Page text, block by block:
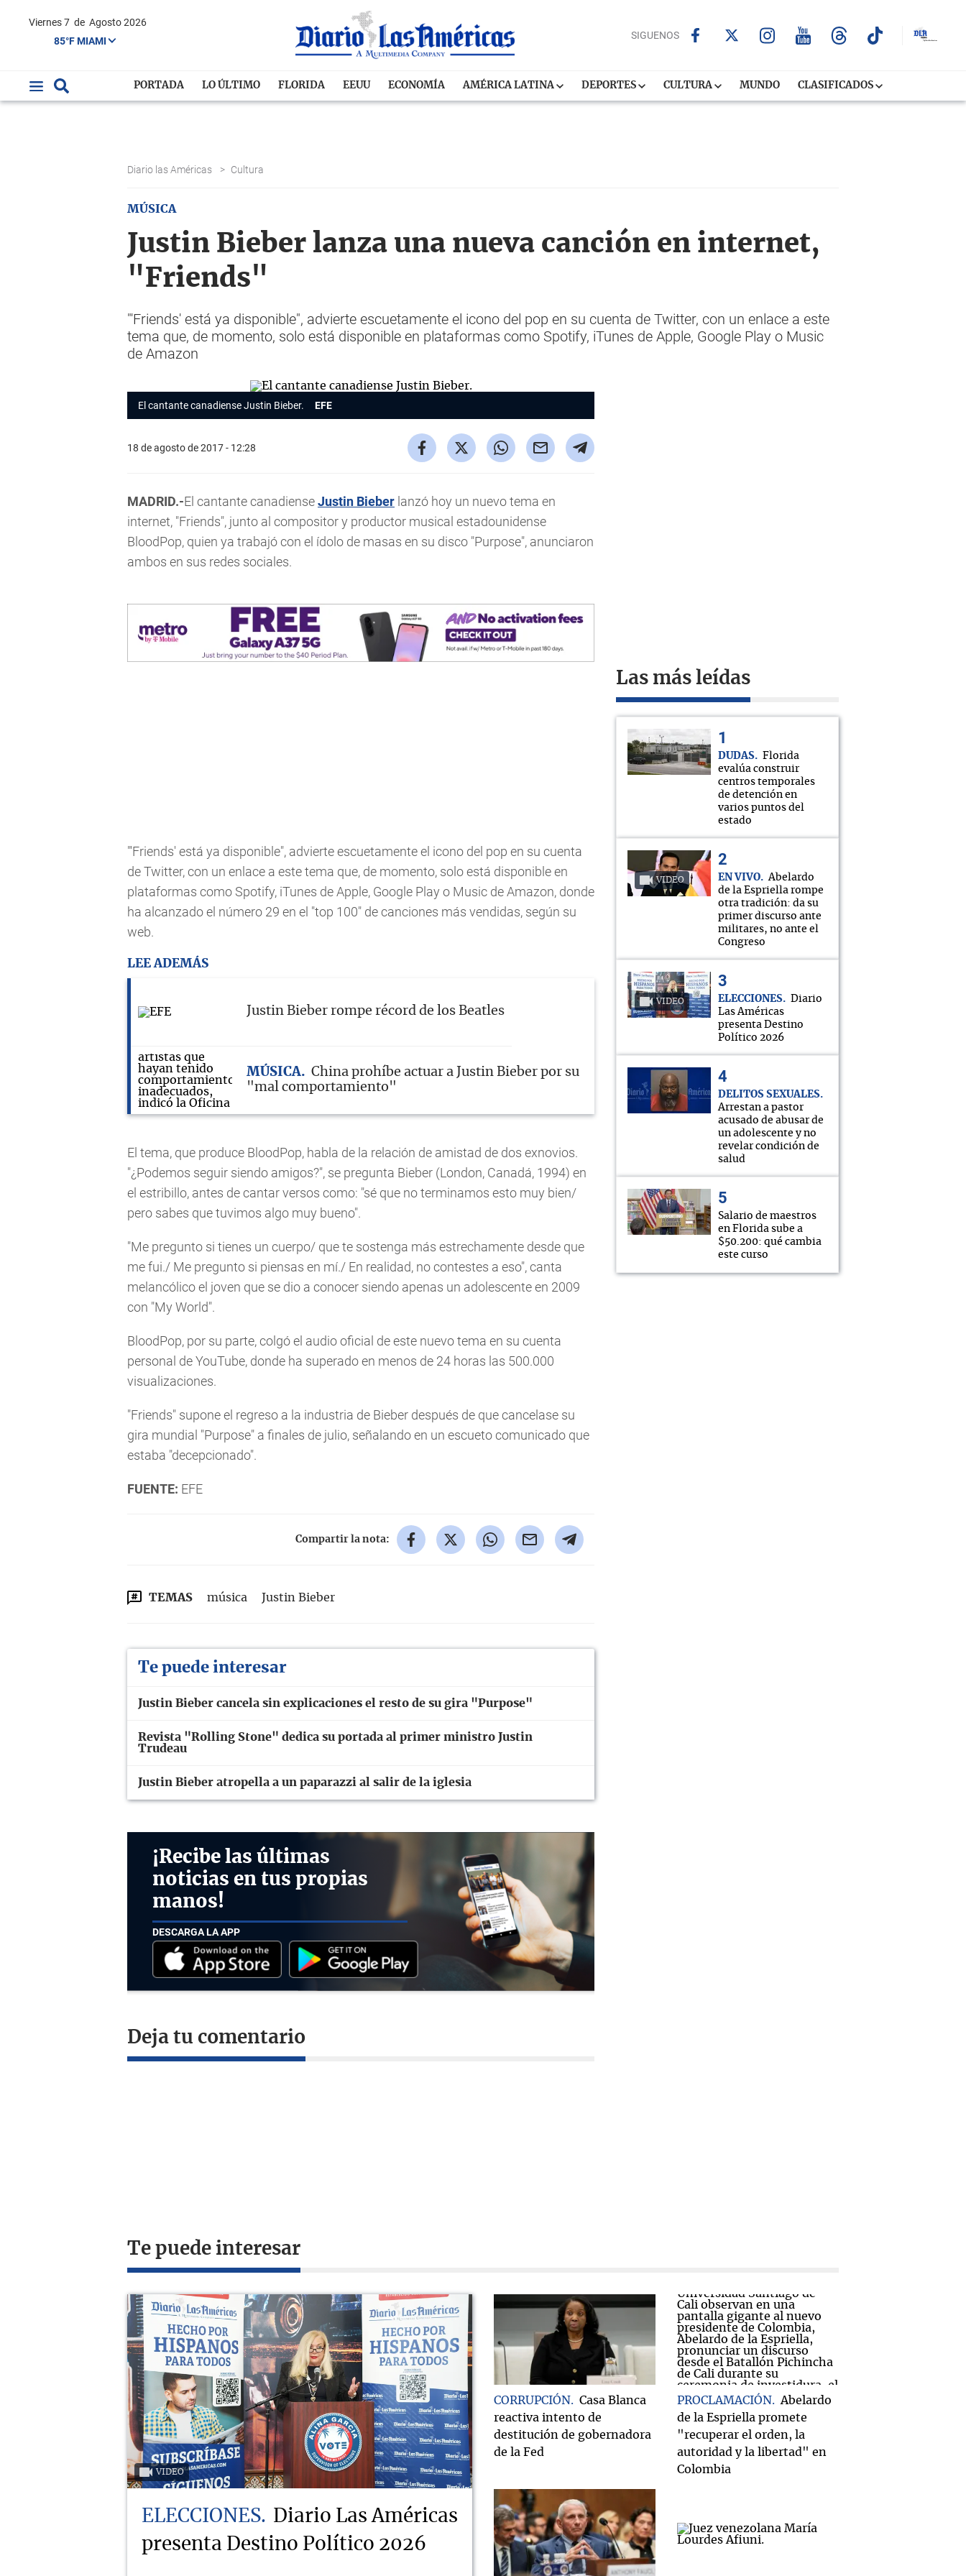
Viernes 7 de Agosto 2026
85°F MIAMI
SIGUENOS
PORTADA LO ÚLTIMO FLORIDA EEUU ECONOMÍA AMÉRICA LATINA DEPORTES CULTURA MUNDO CLASIFICADOS
Diario las Américas > Cultura
MÚSICA
Justin Bieber lanza una nueva canción en internet,
"Friends"
"'Friends' está ya disponible", advierte escuetamente el icono del pop en su cuenta de Twitter, con un enlace a este
tema que, de momento, solo está disponible en plataformas como Spotify, iTunes de Apple, Google Play o Music
de Amazon
El cantante canadiense Justin Bieber. EFE
18 de agosto de 2017 - 12:28
MADRID.-El cantante canadienseJustin Bieber lanzó hoy un nuevo tema en
internet, "Friends", junto al compositor y productor musical estadounidense
BloodPop, quien ya trabajó con el ídolo de masas en su disco "Purpose", anunciaron
ambos en sus redes sociales.
"'Friends' está ya disponible", advierte escuetamente el icono del pop en su cuenta
de Twitter, con un enlace a este tema que, de momento, solo está disponible en
plataformas como Spotify, iTunes de Apple, Google Play o Music de Amazon, donde
ha alcanzado el número 29 en el "top 100" de canciones más vendidas, según su
web.
LEE ADEMÁS
Justin Bieber rompe récord de los Beatles
MÚSICA
China prohíbe actuar a Justin Bieber por su
"mal comportamiento"
El tema, que produce BloodPop, habla de la relación de amistad de dos exnovios.
"¿Podemos seguir siendo amigos?", se pregunta Bieber (London, Canadá, 1994) en
el estribillo, antes de cantar versos como: "sé que no terminamos esto muy bien/
pero sabes que tuvimos algo muy bueno".
"Me pregunto si tienes un cuerpo/ que te sostenga más estrechamente desde que
me fui./ Me pregunto si piensas en mí./ En realidad, no contestes a eso", canta
melancólico el joven que se dio a conocer siendo apenas un adolescente en 2009
con "My World".
BloodPop, por su parte, colgó el audio oficial de este nuevo tema en su cuenta
personal de YouTube, donde ha superado en menos de 24 horas las 500.000
visualizaciones.
"Friends" supone el regreso a la industria de Bieber después de que cancelase su
gira mundial "Purpose" a finales de julio, señalando en un escueto comunicado que
estaba "decepcionado".
FUENTE: EFE
Compartir la nota:
TEMAS música Justin Bieber
Te puede interesar
Justin Bieber cancela sin explicaciones el resto de su gira "Purpose"
Revista "Rolling Stone" dedica su portada al primer ministro Justin
Trudeau
Justin Bieber atropella a un paparazzi al salir de la iglesia
¡Recibe las últimas
noticias en tus propias
manos!
DESCARGA LA APP
Deja tu comentario
Las más leídas
DUDAS
Florida
evalúa construir
centros temporales
de detención en
varios puntos del
estado
VIDEO EN VIVO
Abelardo
de la Espriella rompe
otra tradición: da su
primer discurso ante
militares, no ante el
Congreso
VIDEO ELECCIONES
Diario
Las Américas
presenta Destino
Político 2026
DELITOS SEXUALES
Arrestan a pastor
acusado de abusar de
un adolescente y no
revelar condición de
salud
Salario de maestros
en Florida sube a
$50.200: qué cambia
este curso
Te puede interesar
VIDEO
ELECCIONES
Diario Las Américas
presenta Destino Político 2026
CORRUPCIÓN
Casa Blanca
reactiva intento de
destitución de gobernadora
de la Fed
PROCLAMACIÓN
Abelardo
de la Espriella promete
"recuperar el orden, la
autoridad y la libertad" en
Colombia